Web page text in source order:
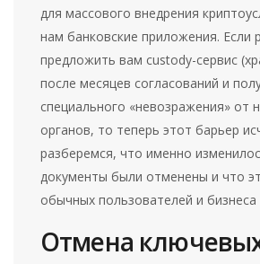
для массового внедрения
нам банковские приложения. Если
предложить вам custody-сервис
после месяцев согласований и
специального «невозражения» от
органов, то теперь этот барьер
разберемся, что именно
документы были отменены и что
обычных пользователей и бизнеса
Отмена